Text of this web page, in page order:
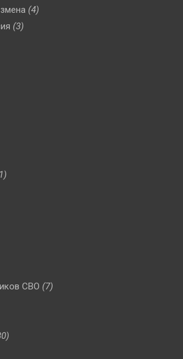
(4)
(3)
СВО (7)